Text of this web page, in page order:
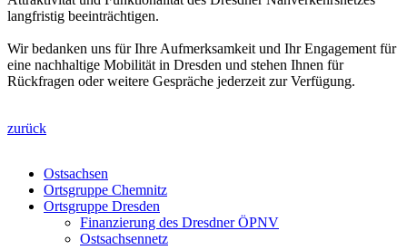
langfristig beeinträchtigen.
Wir bedanken uns für Ihre Aufmerksamkeit und Ihr Engagement für
eine nachhaltige Mobilität in Dresden und stehen Ihnen für
Rückfragen oder weitere Gespräche jederzeit zur Verfügung.
zurück
Ostsachsen
Ortsgruppe Chemnitz
Ortsgruppe Dresden
Finanzierung des Dresdner ÖPNV
Ostsachsennetz